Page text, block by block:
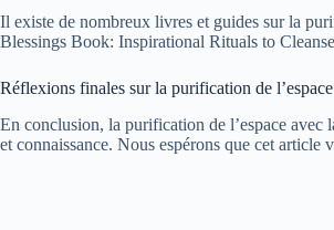
Il existe de nombreux livres et guides sur la
Blessings Book: Inspirational Rituals to
Réflexions finales sur la purification de
En conclusion, la purification de l’espace avec
et connaissance. Nous espérons que cet article